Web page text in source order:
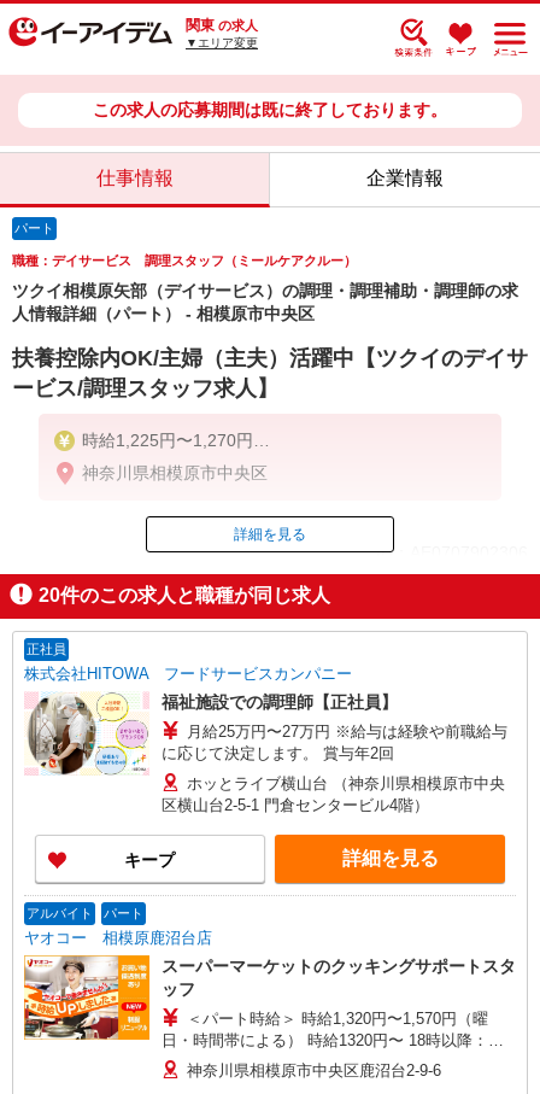
関東 の求人
▼エリア変更
この求人の応募期間は既に終了しております。
仕事情報 企業情報
パート
職種：デイサービス 調理スタッフ（ミールケアクルー）
ツクイ相模原矢部（デイサービス）の調理・調理補助・調理師の求
人情報詳細（パート） - 相模原市中央区
扶養控除内OK/主婦（主夫）活躍中【ツクイのデイサ
ービス/調理スタッフ求人】
時給1,225円〜1,270円
★土日祝日は時給100円アップ！
神奈川県相模原市中央区
ID：AE0707902306
掲載期間終了
詳細を見る
20件のこの求人と職種が同じ求人
正社員
株式会社HITOWA フードサービスカンパニー
福祉施設での調理師【正社員】
月給25万円〜27万円 ※給与は経験や前職給与
に応じて決定します。 賞与年2回
ホッとライブ横山台 （神奈川県相模原市中央
区横山台2-5-1 門倉センタービル4階）
キープ 詳細を見る
アルバイト パート
ヤオコー 相模原鹿沼台店
スーパーマーケットのクッキングサポートスタ
ッフ
＜パート時給＞ 時給1,320円〜1,570円（曜
日・時間帯による） 時給1320円〜 18時以降：時
給1470円〜 ★土曜＋100円 ★日・祝＋100円 ※ア
ルバイトさんの時給や募集内容はお問い合わせく
神奈川県相模原市中央区鹿沼台2-9-6